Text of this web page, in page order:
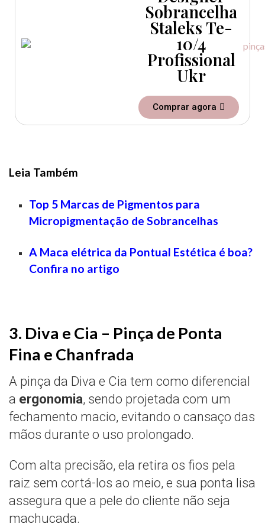
Sobrancelha
Staleks Te-
10/4
Profissional
Ukr
Comprar agora
Leia Também
Top 5 Marcas de Pigmentos para
Micropigmentação de Sobrancelhas
A Maca elétrica da Pontual Estética é boa?
Confira no artigo
3. Diva e Cia – Pinça de Ponta
Fina e Chanfrada
A pinça da Diva e Cia tem como diferencial
a ergonomia, sendo projetada com um
fechamento macio, evitando o cansaço das
mãos durante o uso prolongado.
Com alta precisão, ela retira os fios pela
raiz sem cortá-los ao meio, e sua ponta lisa
assegura que a pele do cliente não seja
machucada.